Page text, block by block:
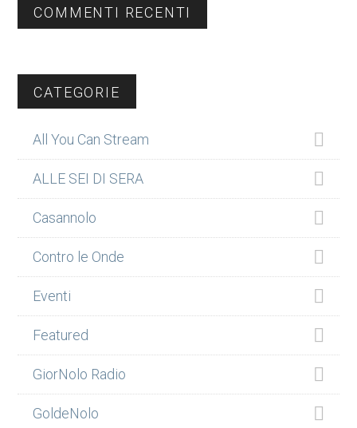
COMMENTI RECENTI
CATEGORIE
All You Can Stream
ALLE SEI DI SERA
Casannolo
Contro le Onde
Eventi
Featured
GiorNolo Radio
GoldeNolo